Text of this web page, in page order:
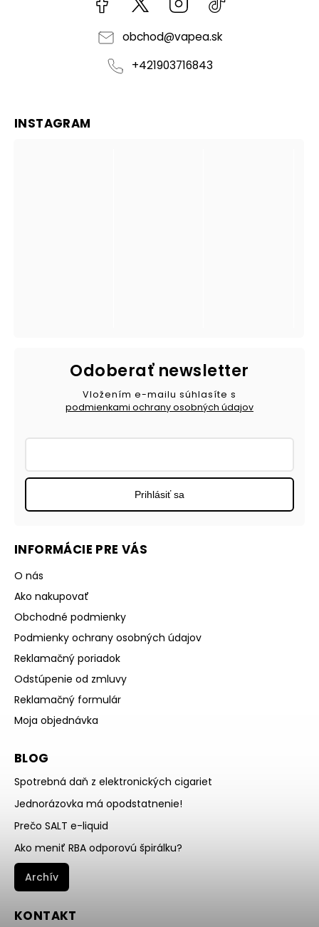
obchod@vapea.sk
+421903716843
INFORMÁCIE PRE VÁS
O nás
Ako nakupovať
Obchodné podmienky
Podmienky ochrany osobných údajov
Reklamačný poriadok
Odstúpenie od zmluvy
Reklamačný formulár
Moja objednávka
BLOG
Spotrebná daň z elektronických cigariet
Jednorázovka má opodstatnenie!
Prečo SALT e-liquid
Ako meniť RBA odporovú špirálku?
Archív
KONTAKT
INSTAGRAM
Odoberať newsletter
Vložením e-mailu súhlasíte s
podmienkami ochrany osobných údajov
Prihlásiť sa